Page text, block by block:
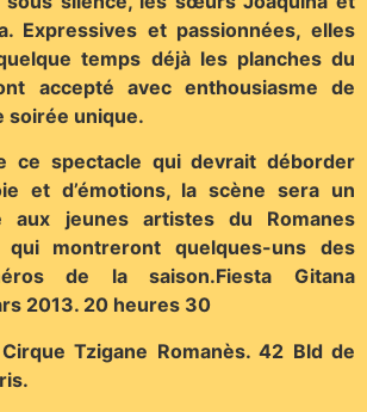
Expressives et passionnées, elles
temps déjà les planches du
accepté avec enthousiasme de
soirée unique.
ce spectacle qui devrait déborder
et d’émotions, la scène sera un
aux jeunes artistes du Romanes
qui montreront quelques-uns des
de la saison.Fiesta Gitana
2013. 20 heures 30
Tzigane Romanès. 42 Bld de